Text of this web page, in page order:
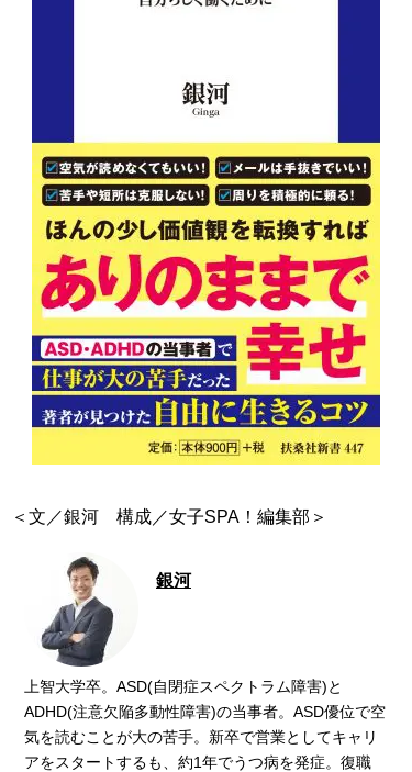
銀河
上智大学卒。ASD(自閉症スペクトラム障害)と
ADHD(注意欠陥多動性障害)の当事者。ASD優位で空
気を読むことが大の苦手。新卒で営業としてキャリ
アをスタートするも、約1年でうつ病を発症。復職